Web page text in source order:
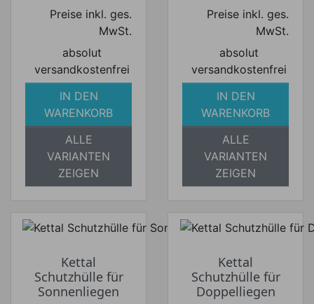
Preise inkl. ges.
MwSt.
absolut
versandkostenfrei
IN DEN
WARENKORB
ALLE
VARIANTEN
ZEIGEN
Preise inkl. ges.
MwSt.
absolut
versandkostenfrei
IN DEN
WARENKORB
ALLE
VARIANTEN
ZEIGEN
Kettal
Schutzhülle für
Sonnenliegen
Kettal
Schutzhülle für
Doppelliegen